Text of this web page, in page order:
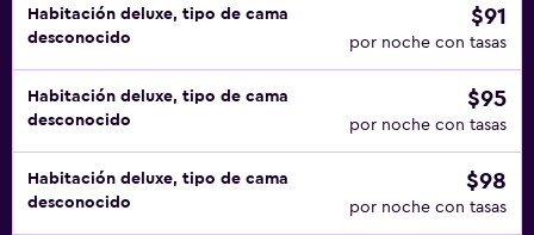
Habitación deluxe, tipo de cama
desconocido
$91
por noche con tasas
Habitación deluxe, tipo de cama
desconocido
$95
por noche con tasas
Habitación deluxe, tipo de cama
desconocido
$98
por noche con tasas